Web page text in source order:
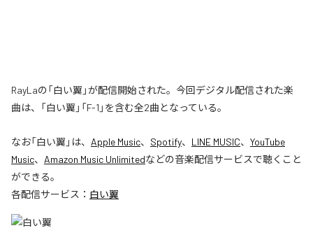
RayLaの「白い翼」が配信開始された。今回デジタル配信された楽
曲は、「白い翼」「F-1」を含む全2曲となっている。
なお「白い翼 」は、 Apple Music、 Spotify、 LINE MUSIC、 YouTube
Music、 Amazon Music Unlimitedなどの音楽配信サービスで聴くこと
ができる。
各配信サービス： 白い翼